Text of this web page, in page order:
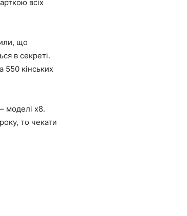
всіх
що
в секреті.
550 кінських
моделі x8.
то чекати